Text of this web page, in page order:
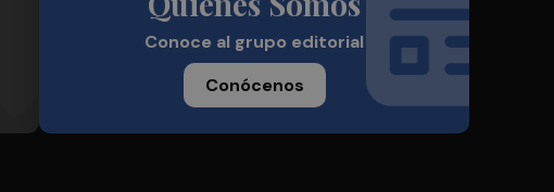
Conoce al grupo editorial
Conócenos